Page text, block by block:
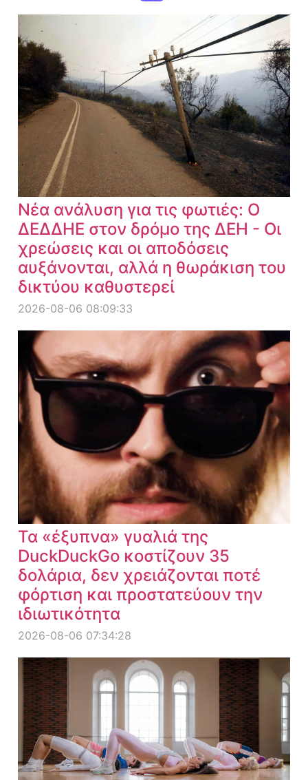
Νέα ανάλυση για τις φωτιές: Ο
ΔΕΔΔΗΕ στον δρόμο της ΔΕΗ - Οι
χρεώσεις και οι αποδόσεις
αυξάνονται, αλλά η θωράκιση του
δικτύου καθυστερεί
2026-08-06 08:09:33
Τα «έξυπνα» γυαλιά της
DuckDuckGo κοστίζουν 35
δολάρια, δεν χρειάζονται ποτέ
φόρτιση και προστατεύουν την
ιδιωτικότητα
2026-08-06 07:34:28